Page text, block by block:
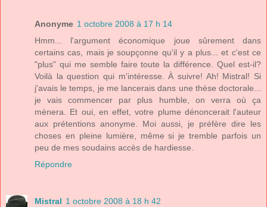
Anonyme 1 octobre 2008 à 17 h 14
Hmm... l'argument économique joue sûrement dans
certains cas, mais je soupçonne qu'il y a plus... et c'est ce
"plus" qui me semble faire toute la différence. Quel est-il?
Voilà la question qui m'intéresse. À suivre! Ah! Mistral! Si
j'avais le temps, je me lancerais dans une thèse doctorale...
je vais commencer par plus humble, on verra où ça
mènera. Et oui, en effet, votre plume dénoncerait l'auteur
aux prétentions anonyme. Moi aussi, je préfère dire les
choses en pleine lumière, même si je tremble parfois un
peu de mes soudains accès de hardiesse.
Répondre
Mistral 1 octobre 2008 à 18 h 42